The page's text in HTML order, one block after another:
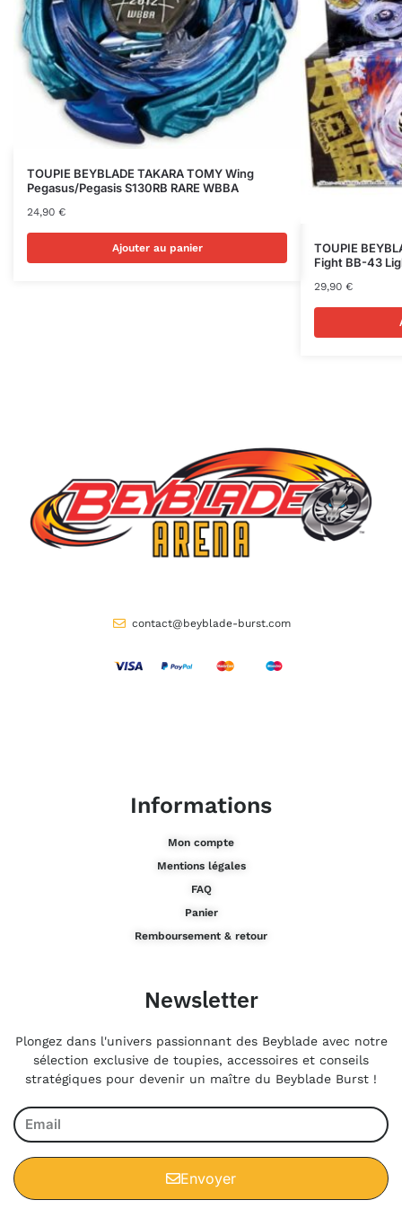
TOUPIE BEYBLADE TAKARA TOMY Wing
Pegasus/Pegasis S130RB RARE WBBA
24,90 €
Ajouter au panier
TOUPIE
Fight BB-43
29,90 €
contact@beyblade-burst.com
Informations
Mon compte
Mentions légales
FAQ
Panier
Remboursement & retour
Newsletter
Plongez dans l'univers passionnant des Beyblade avec notre
sélection exclusive de toupies, accessoires et conseils
stratégiques pour devenir un maître du Beyblade Burst !
Envoyer